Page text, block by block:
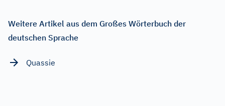
Weitere Artikel aus dem Großes Wörterbuch der
deutschen Sprache
Quassie